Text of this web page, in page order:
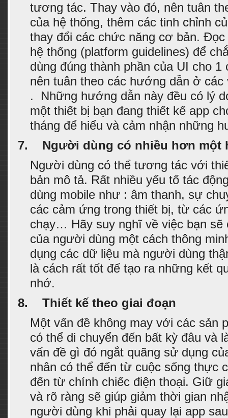
tương tác. Thay vào đó, nên tuân
của hệ thống, thêm các tinh chỉnh
thay đổi các chức năng cơ bản.
hệ thống (platform guidelines) để
dùng đúng thành phần của UI cho
nên tuân theo các hướng dẫn ở các
.
Những hướng dẫn này đều có lý
một thiết bị bạn đang thiết kế app
tháng để hiểu và cảm nhận những
7.
Người dùng có nhiều hơn một
Người dùng có thể tương tác với
bản mô tả. Rất nhiều yếu tố tác
dùng mobile như : âm thanh, sự
các cảm ứng trong thiết bị, từ các
chạy… Hãy suy nghĩ về việc bạn sẽ
của người dùng một cách thông
dụng các dữ liệu mà người dùng
là cách rất tốt để tạo ra những kết
nhớ.
8.
Thiết kế theo giai đoạn
Một vấn đề không may với các sản
có thể di chuyển đến bất kỳ đâu và
vấn đề gì đó ngắt quãng sử dụng
nhân có thể đến từ cuộc sống thực
đến từ chính chiếc điện thoại. Giữ
và rõ ràng sẽ giúp giảm thời gian
người dùng khi phải quay lại app